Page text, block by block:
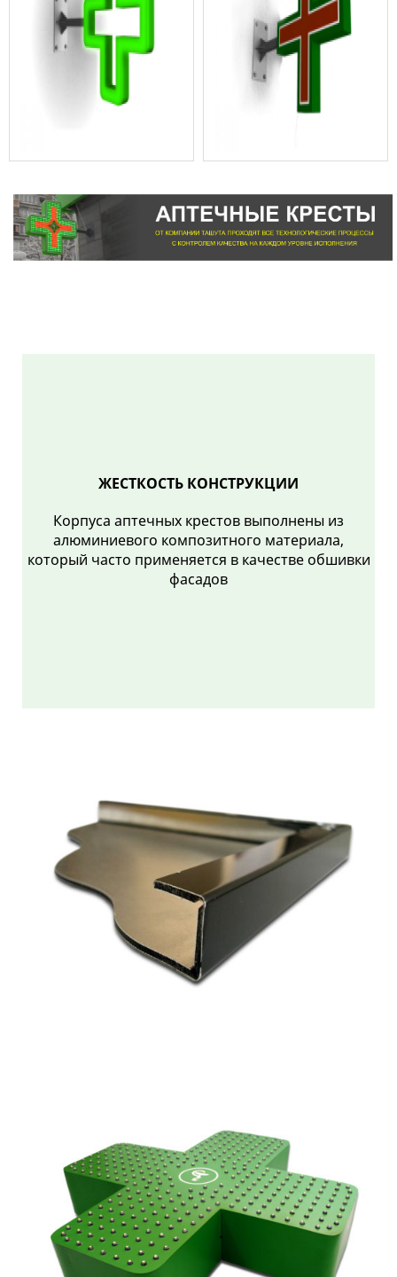
ЖЕСТКОСТЬ КОНСТРУКЦИИ
Корпуса аптечных крестов выполнены из
алюминиевого композитного материала,
который часто применяется в качестве обшивки
фасадов